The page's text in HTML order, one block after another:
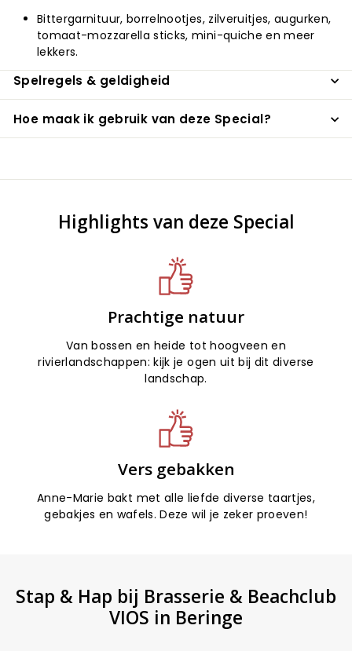
Bittergarnituur, borrelnootjes, zilveruitjes, augurken,
tomaat-mozzarella sticks, mini-quiche en meer
lekkers.
Spelregels & geldigheid
Hoe maak ik gebruik van deze Special?
Highlights van deze Special
Prachtige natuur
Van bossen en heide tot hoogveen en
rivierlandschappen: kijk je ogen uit bij dit diverse
landschap.
Vers gebakken
Anne-Marie bakt met alle liefde diverse taartjes,
gebakjes en wafels. Deze wil je zeker proeven!
Stap & Hap bij Brasserie & Beachclub
VIOS in Beringe